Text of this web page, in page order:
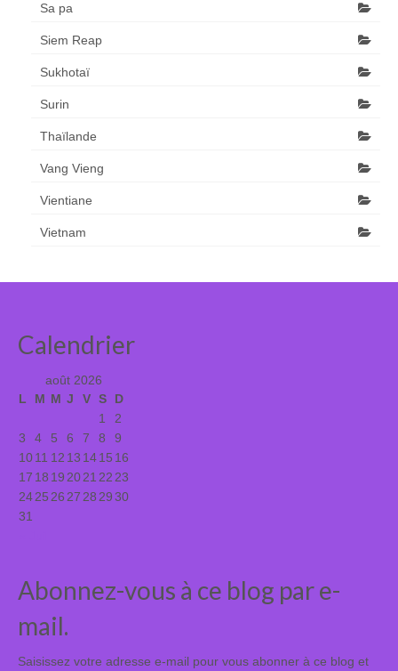
Sa pa
Siem Reap
Sukhotaï
Surin
Thaïlande
Vang Vieng
Vientiane
Vietnam
Calendrier
août 2026
L
M M J V S D
1
2
3
4 5 6 7 8
9
1011 12 13 1415 16
17 18 1920212223
24252627282930
31
Abonnez-vous à ce blog par e-
mail.
Saisissez votre adresse e-mail pour vous abonner à ce blog et